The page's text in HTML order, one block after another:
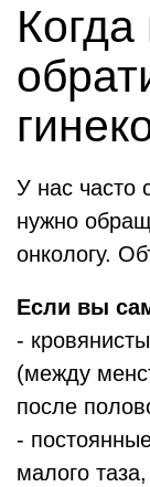
У нас часто
нужно
онкологу.
Если вы
-
(между
после
-
малого таза,